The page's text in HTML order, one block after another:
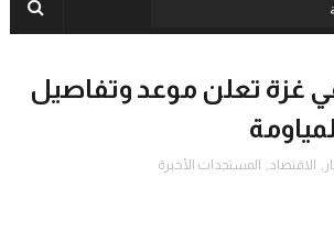
في غزة تعلن موعد وتفاصيل
, الاقتصاد, المستجدات الأخيرة